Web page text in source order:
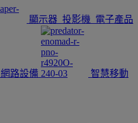
顯示器 投影機 電子產品
網路設備
智慧移動